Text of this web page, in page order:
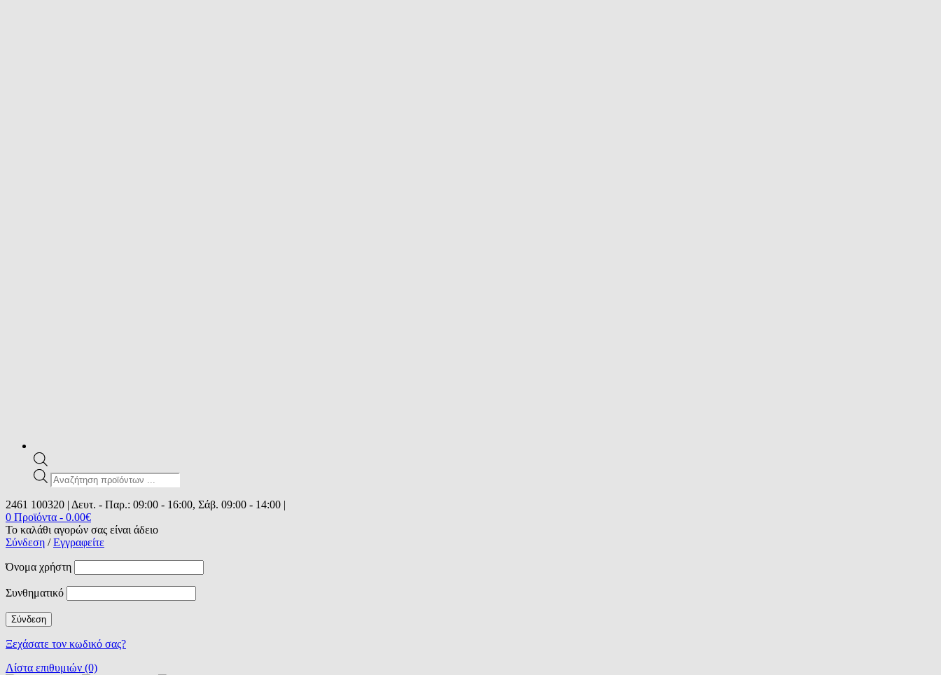
Products
search
2461 100320 | Δευτ. - Παρ.: 09:00 - 16:00, Σάβ. 09:00 - 14:00 |
0 Προϊόντα - 0.00€
Το καλάθι αγορών σας είναι άδειο
Σύνδεση /Εγγραφείτε
Όνομα χρήστη
Συνθηματικό
Ξεχάσατε τον κωδικό σας?
Λίστα επιθυμιών (0)